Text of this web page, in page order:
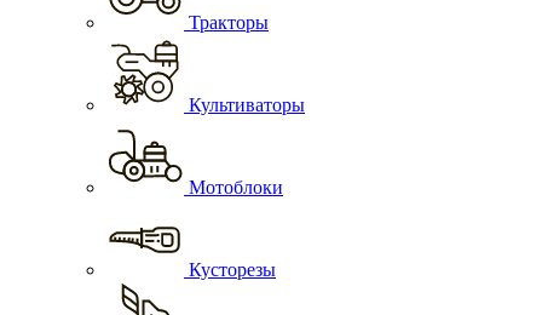
Тракторы
Культиваторы
Мотоблоки
Кусторезы